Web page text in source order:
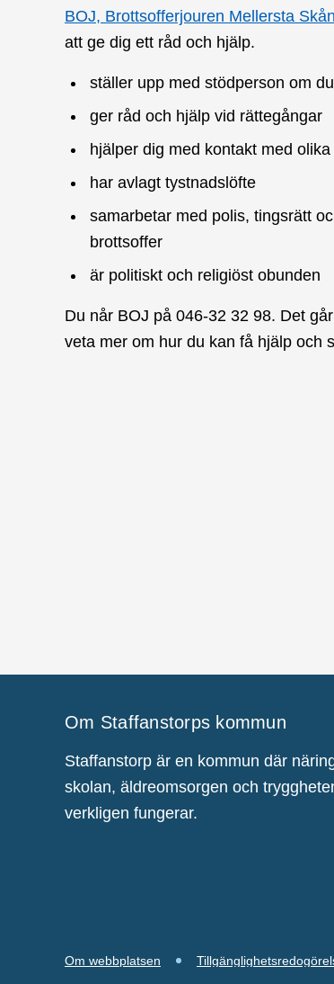
BOJ, Brottsofferjouren Mellersta
att ge dig ett råd och hjälp.
ställer upp med stödperson om
ger råd och hjälp vid rättegångar
hjälper dig med kontakt med
har avlagt tystnadslöfte
samarbetar med polis, tingsrätt
brottsoffer
är politiskt och religiöst obunden
Du når BOJ på 046-32 32 98. Det
veta mer om hur du kan få hjälp och
Om Staffanstorps kommun
Staffanstorp är en kommun där
skolan, äldreomsorgen och
verkligen fungerar.
Om webbplatsen